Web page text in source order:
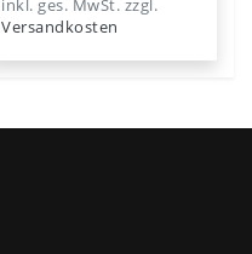
inkl. ges. MwSt. zzgl.
Versandkosten